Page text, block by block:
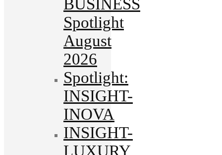
BUSINESS
Spotlight
August
2026
Spotlight:
INSIGHT-
INOVA
INSIGHT-
LUXURY